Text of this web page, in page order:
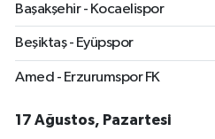
Başakşehir - Kocaelispor
Beşiktaş - Eyüpspor
Amed - Erzurumspor FK
17 Ağustos, Pazartesi